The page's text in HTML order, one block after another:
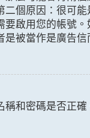
個原因：很可
啟用您的帳號
被當作是廣告
和密碼是否正